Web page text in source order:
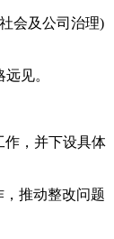
会及公司治理)
见。
作，并下设具体
推动整改问题